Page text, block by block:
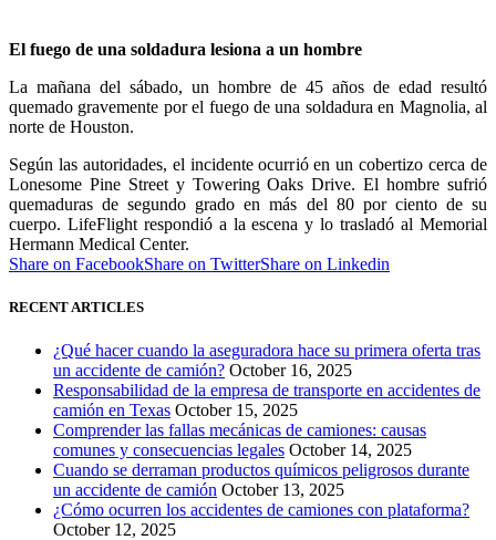
El fuego de una soldadura lesiona a un hombre
La mañana del sábado, un hombre de 45 años de edad resultó
quemado gravemente por el fuego de una soldadura en Magnolia, al
norte de Houston.
Según las autoridades, el incidente ocurrió en un cobertizo cerca de
Lonesome Pine Street y Towering Oaks Drive. El hombre sufrió
quemaduras de segundo grado en más del 80 por ciento de su
cuerpo. LifeFlight respondió a la escena y lo trasladó al Memorial
Hermann Medical Center.
Share on FacebookShare on TwitterShare on Linkedin
RECENT ARTICLES
¿Qué hacer cuando la aseguradora hace su primera oferta tras
un accidente de camión? October 16, 2025
Responsabilidad de la empresa de transporte en accidentes de
camión en Texas October 15, 2025
Comprender las fallas mecánicas de camiones: causas
comunes y consecuencias legales October 14, 2025
Cuando se derraman productos químicos peligrosos durante
un accidente de camión October 13, 2025
¿Cómo ocurren los accidentes de camiones con plataforma?
October 12, 2025